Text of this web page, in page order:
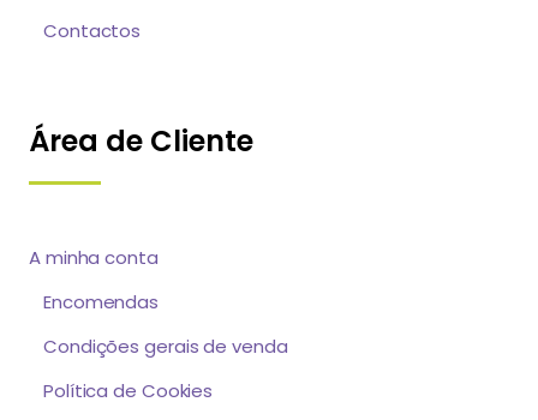
Contactos
Área de Cliente
A minha conta
Encomendas
Condições gerais de venda
Política de Cookies